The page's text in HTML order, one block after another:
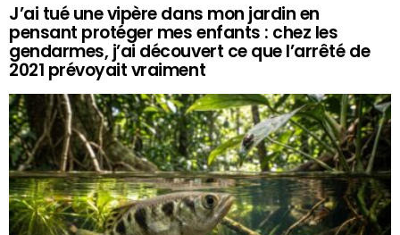
J’ai tué une vipère dans mon jardin en
pensant protéger mes enfants : chez les
gendarmes, j’ai découvert ce que l’arrêté de
2021 prévoyait vraiment